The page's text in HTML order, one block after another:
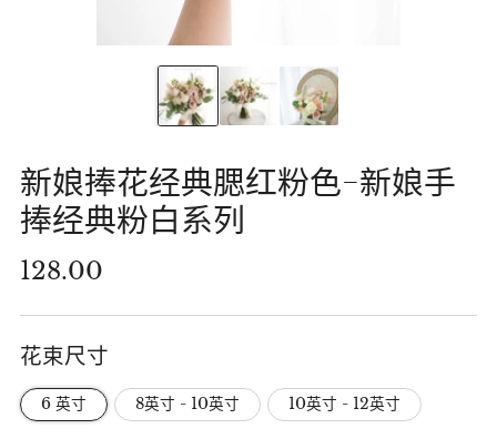
新娘捧花经典腮红粉色-新娘手
捧经典粉白系列
正
格
128.00
花束尺寸
6 英寸 8英寸 - 10英寸 10英寸 - 12英寸